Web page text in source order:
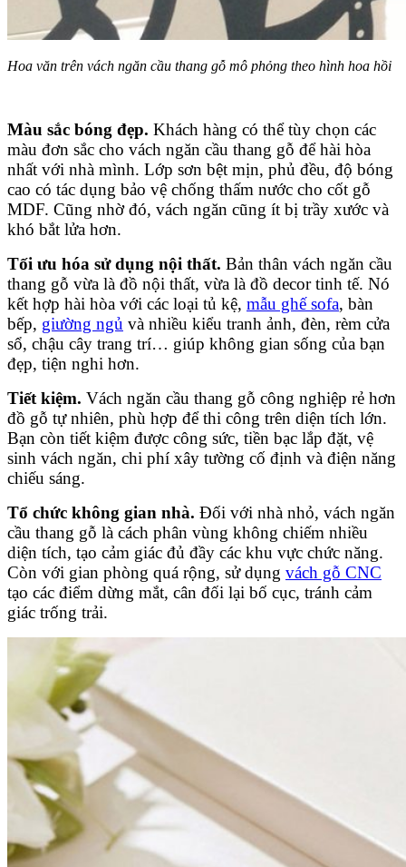
Hoa văn trên vách ngăn cầu thang gỗ mô phỏng theo hình hoa hồi
Màu sắc bóng đẹp. Khách hàng có thể tùy chọn các
màu đơn sắc cho vách ngăn cầu thang gỗ để hài hòa
nhất với nhà mình. Lớp sơn bệt mịn, phủ đều, độ bóng
cao có tác dụng bảo vệ chống thấm nước cho cốt gỗ
MDF. Cũng nhờ đó, vách ngăn cũng ít bị trầy xước và
khó bắt lửa hơn.
Tối ưu hóa sử dụng nội thất. Bản thân vách ngăn cầu
thang gỗ vừa là đồ nội thất, vừa là đồ decor tinh tế. Nó
kết hợp hài hòa với các loại tủ kệ, mẫu ghế sofa, bàn
bếp, giường ngủ và nhiều kiểu tranh ảnh, đèn, rèm cửa
sổ, chậu cây trang trí… giúp không gian sống của bạn
đẹp, tiện nghi hơn.
Tiết kiệm. Vách ngăn cầu thang gỗ công nghiệp rẻ hơn
đồ gỗ tự nhiên, phù hợp để thi công trên diện tích lớn.
Bạn còn tiết kiệm được công sức, tiền bạc lắp đặt, vệ
sinh vách ngăn, chi phí xây tường cố định và điện năng
chiếu sáng.
Tổ chức không gian nhà. Đối với nhà nhỏ, vách ngăn
cầu thang gỗ là cách phân vùng không chiếm nhiều
diện tích, tạo cảm giác đủ đầy các khu vực chức năng.
Còn với gian phòng quá rộng, sử dụng vách gỗ CNC
tạo các điểm dừng mắt, cân đối lại bố cục, tránh cảm
giác trống trải.